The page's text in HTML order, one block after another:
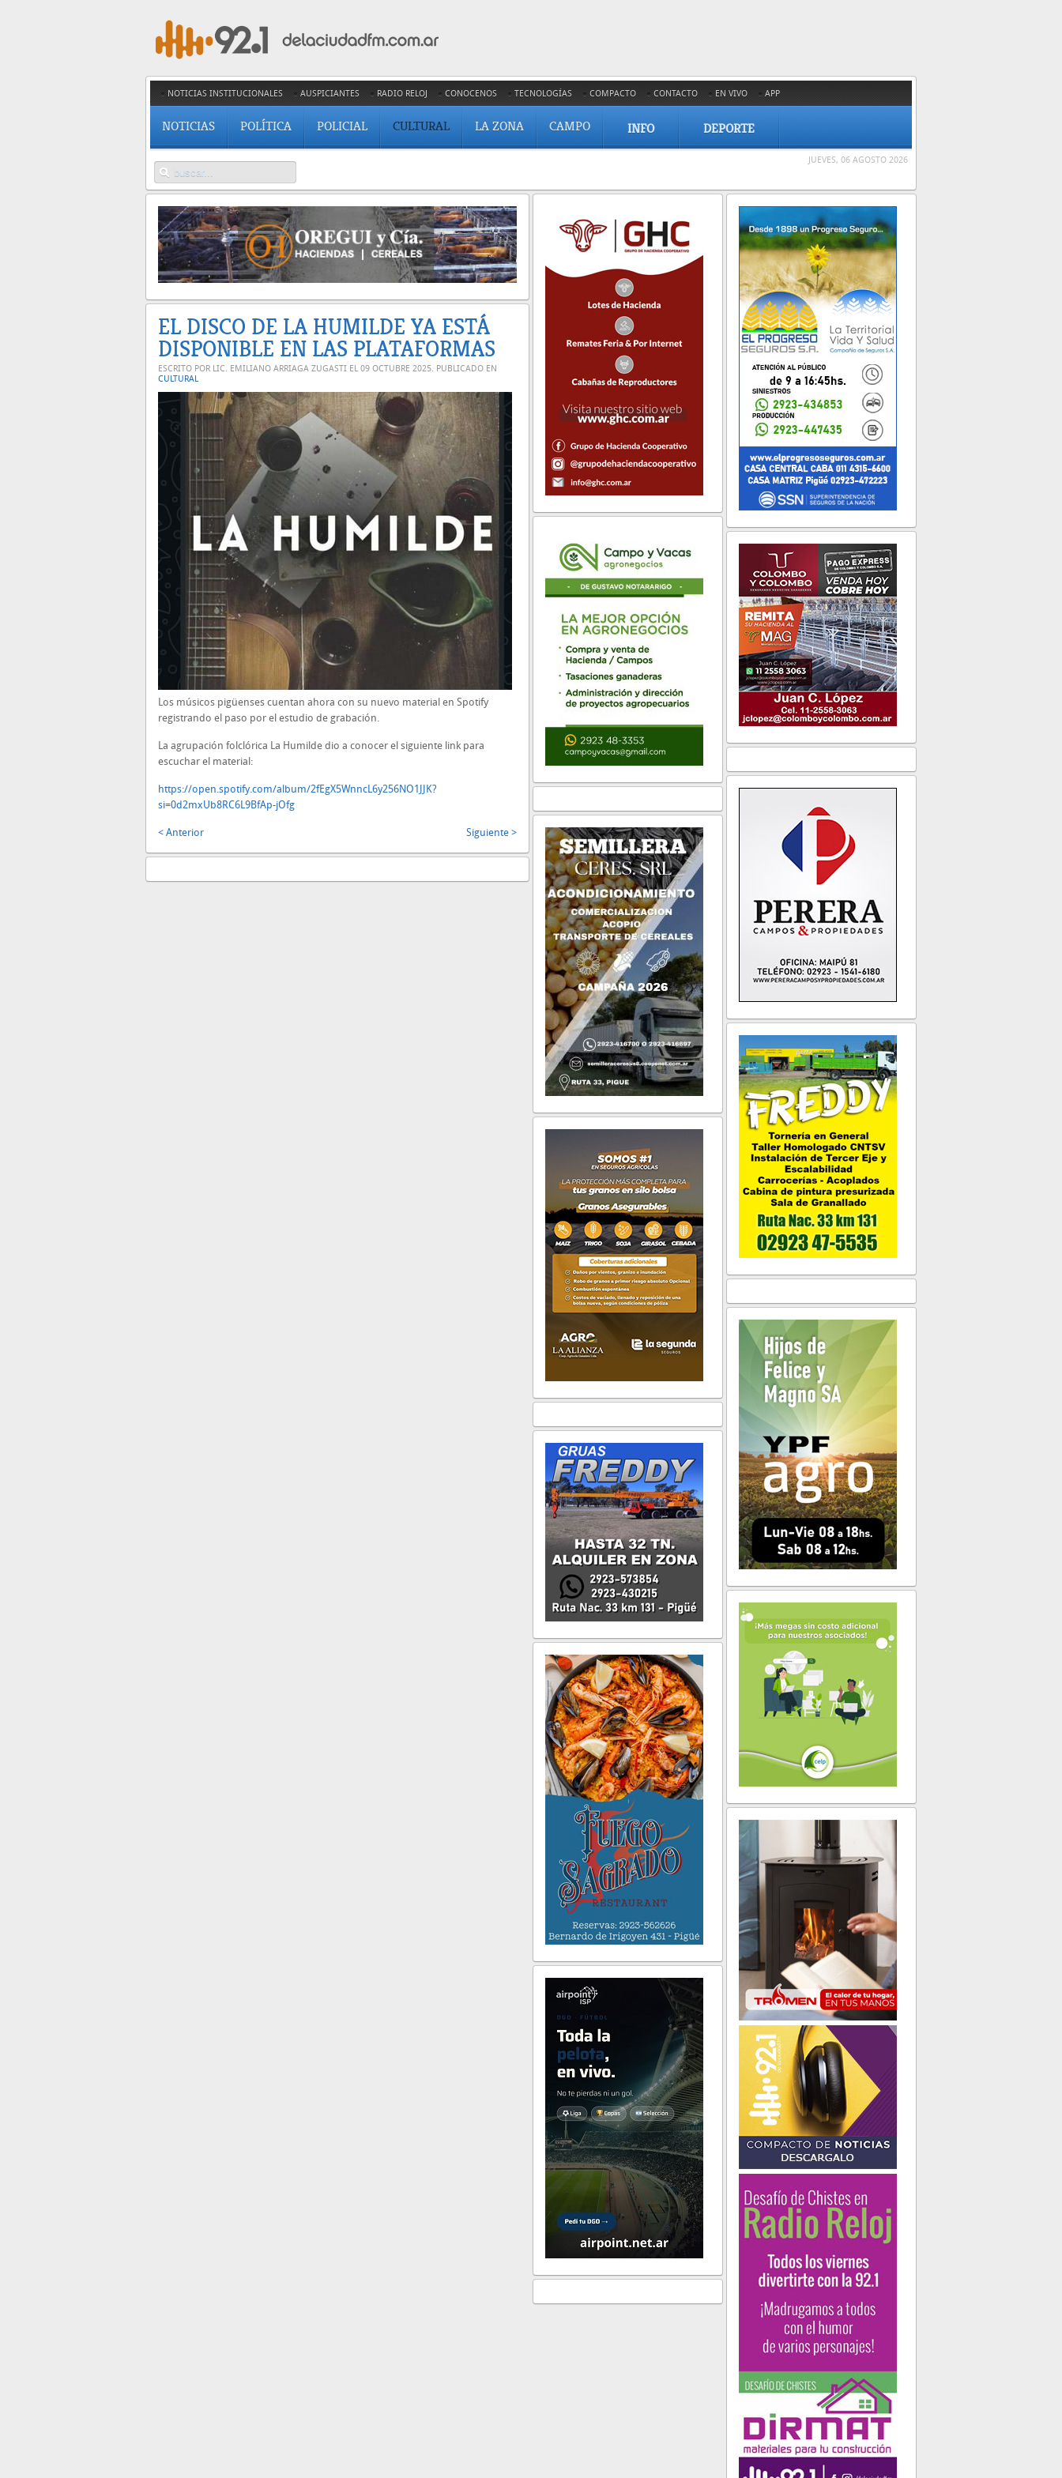
NOTICIAS INSTITUCIONALES AUSPICIANTES RADIO RELOJ CONOCENOS TECNOLOGÍAS COMPACTO CONTACTO EN VIVO APP
NOTICIAS POLÍTICA POLICIAL CULTURAL LA ZONA CAMPO INFO DEPORTE
JUEVES, 06 AGOSTO 2026
EL DISCO DE LA HUMILDE YA ESTÁ
DISPONIBLE EN LAS PLATAFORMAS
ESCRITO POR LIC. EMILIANO ARRIAGA ZUGASTI EL 09 OCTUBRE 2025. PUBLICADO EN
CULTURAL
Los músicos pigüenses cuentan ahora con su nuevo material en Spotify
registrando el paso por el estudio de grabación.
La agrupación folclórica La Humilde dio a conocer el siguiente link para
escuchar el material:
https://open.spotify.com/album/2fEgX5WnncL6y256NO1JJK?
si=0d2mxUb8RC6L9BfAp-jOfg
< Anterior Siguiente >